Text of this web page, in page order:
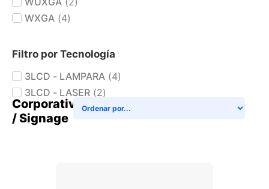
WXGA (4)
Filtro por Tecnología
3LCD - LAMPARA (4)
3LCD - LASER (2)
Corporative
/ Signage